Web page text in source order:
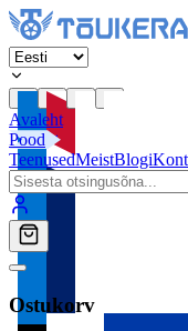
Avaleht
Pood
TeenusedMeistBlogi
Ostukorv